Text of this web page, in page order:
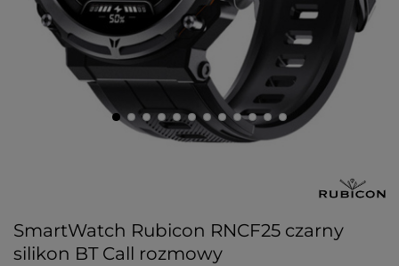
SmartWatch Rubicon RNCF25 czarny
silikon BT Call rozmowy